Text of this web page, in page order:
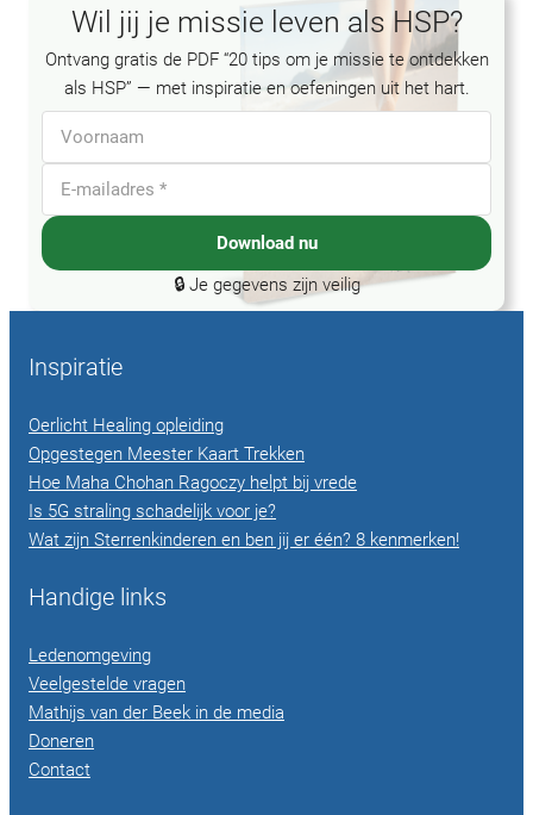
Wil jij je missie leven als HSP?
Ontvang gratis de PDF “20 tips om je missie te ontdekken
als HSP” — met inspiratie en oefeningen uit het hart.
Download nu
🔒 Je gegevens zijn veilig
Inspiratie
Oerlicht Healing opleiding
Opgestegen Meester Kaart Trekken
Hoe Maha Chohan Ragoczy helpt bij vrede
Is 5G straling schadelijk voor je?
Wat zijn Sterrenkinderen en ben jij er één? 8 kenmerken!
Handige links
Ledenomgeving
Veelgestelde vragen
Mathijs van der Beek in de media
Doneren
Contact